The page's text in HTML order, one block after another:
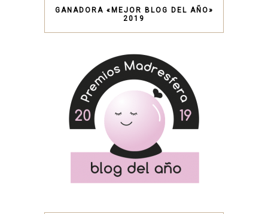
GANADORA «MEJOR BLOG DEL AÑO»
2019